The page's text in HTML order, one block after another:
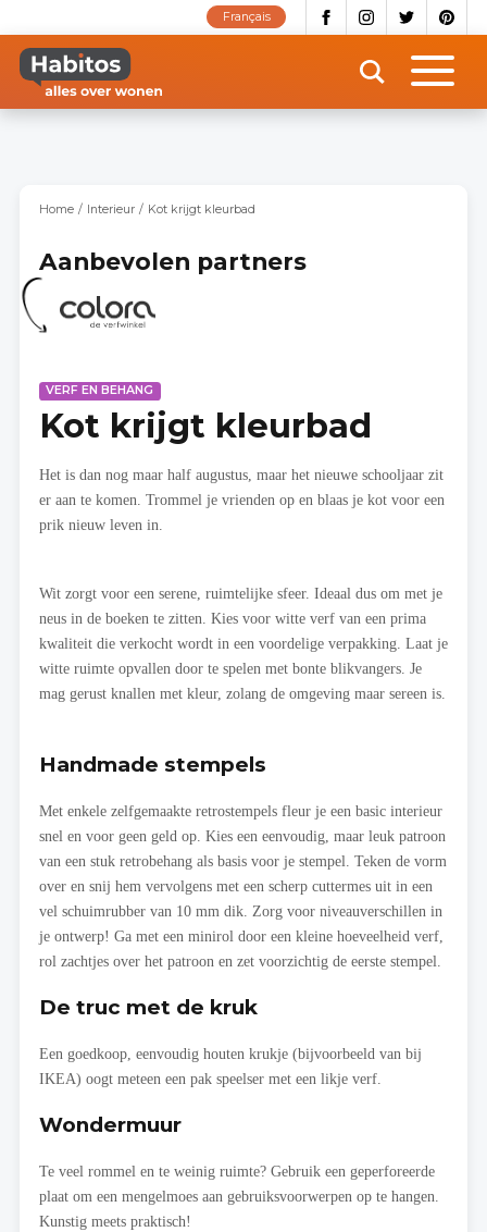
naar
inhoud
gaan
Français
Home Interieur Kot krijgt kleurbad
Aanbevolen partners
VERF EN BEHANG
Kot krijgt kleurbad
Het is dan nog maar half augustus, maar het nieuwe schooljaar zit
er aan te komen. Trommel je vrienden op en blaas je kot voor een
prik nieuw leven in.
Wit zorgt voor een serene, ruimtelijke sfeer. Ideaal dus om met je
neus in de boeken te zitten. Kies voor witte verf van een prima
kwaliteit die verkocht wordt in een voordelige verpakking. Laat je
witte ruimte opvallen door te spelen met bonte blikvangers. Je
mag gerust knallen met kleur, zolang de omgeving maar sereen is.
Handmade stempels
Met enkele zelfgemaakte retrostempels fleur je een basic interieur
snel en voor geen geld op. Kies een eenvoudig, maar leuk patroon
van een stuk retrobehang als basis voor je stempel. Teken de vorm
over en snij hem vervolgens met een scherp cuttermes uit in een
vel schuimrubber van 10 mm dik. Zorg voor niveauverschillen in
je ontwerp! Ga met een minirol door een kleine hoeveelheid verf,
rol zachtjes over het patroon en zet voorzichtig de eerste stempel.
De truc met de kruk
Een goedkoop, eenvoudig houten krukje (bijvoorbeeld van bij
IKEA) oogt meteen een pak speelser met een likje verf.
Wondermuur
Te veel rommel en te weinig ruimte? Gebruik een geperforeerde
plaat om een mengelmoes aan gebruiksvoorwerpen op te hangen.
Kunstig meets praktisch!